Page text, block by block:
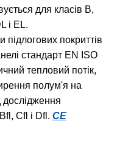
для класів В,
і ЕL.
покриттів
стандарт ЕN ISО
тепловий потік,
полум'я на
дослідження
Сfl і Dfl. CE